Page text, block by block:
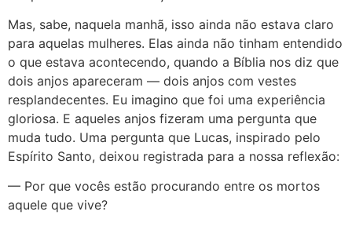
Mas, sabe, naquela manhã, isso ainda não estava claro
para aquelas mulheres. Elas ainda não tinham entendido
o que estava acontecendo, quando a Bíblia nos diz que
dois anjos apareceram — dois anjos com vestes
resplandecentes. Eu imagino que foi uma experiência
gloriosa. E aqueles anjos fizeram uma pergunta que
muda tudo. Uma pergunta que Lucas, inspirado pelo
Espírito Santo, deixou registrada para a nossa reflexão:
— Por que vocês estão procurando entre os mortos
aquele que vive?